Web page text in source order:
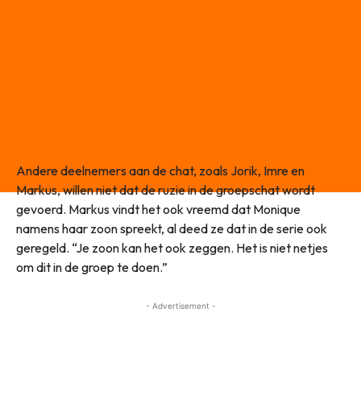
Andere deelnemers aan de chat, zoals Jorik, Imre en
Markus, willen niet dat de ruzie in de groepschat wordt
gevoerd. Markus vindt het ook vreemd dat Monique
namens haar zoon spreekt, al deed ze dat in de serie ook
geregeld. “Je zoon kan het ook zeggen. Het is niet netjes
om dit in de groep te doen.”
- Advertisement -